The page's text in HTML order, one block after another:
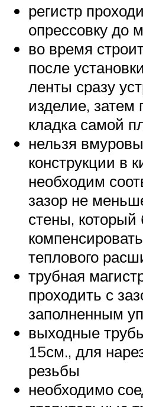
регистр
опрессовку до
во время
после
ленты сразу
изделие, затем
кладка самой
нельзя
конструкции в
необходим
зазор не
стены, который
теплового
трубная
проходить с
заполненным
выходные
15см., для
резьбы
необходимо